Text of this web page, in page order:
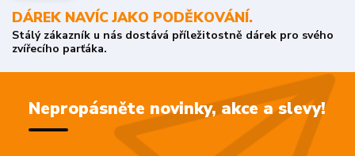
DÁREK NAVÍC JAKO PODĚKOVÁNÍ.
Stálý zákazník u nás dostává příležitostně dárek pro svého
zvířecího parťáka.
Nepropásněte novinky, akce a slevy!